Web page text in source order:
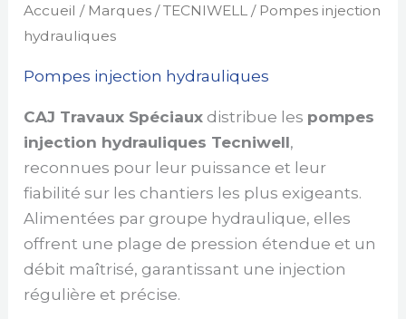
Accueil / Marques /TECNIWELL / Pompes injection
hydrauliques
Pompes injection hydrauliques
CAJ Travaux Spéciaux distribue les pompes
injection hydrauliques Tecniwell,
reconnues pour leur puissance et leur
fiabilité sur les chantiers les plus exigeants.
Alimentées par groupe hydraulique, elles
offrent une plage de pression étendue et un
débit maîtrisé, garantissant une injection
régulière et précise.